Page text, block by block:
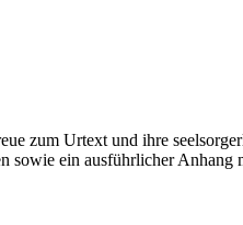
zum Urtext und ihre
ein ausführlicher